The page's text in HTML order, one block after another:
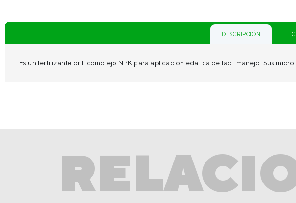
DESCRIPCIÓN
Es un fertilizante prill complejo NPK para aplicación edáfica de fácil manejo. Sus